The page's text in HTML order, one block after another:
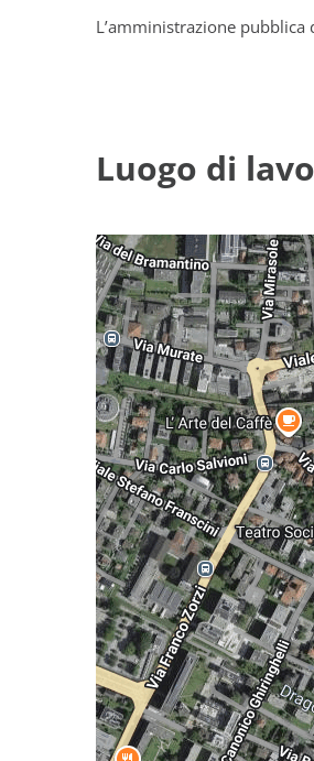
L’amministrazione
Luogo di